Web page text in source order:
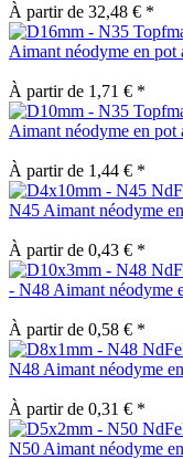
À partir de 32,48 € *
Aimant néodyme en pot
À partir de 1,71 € *
Aimant néodyme en pot
À partir de 1,44 € *
N45 Aimant néodyme
À partir de 0,43 € *
- N48 Aimant néodyme
À partir de 0,58 € *
N48 Aimant néodyme
À partir de 0,31 € *
N50 Aimant néodyme